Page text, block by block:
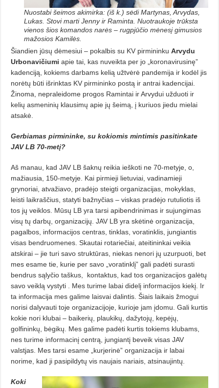
Nuostabi šeimos akimirka: (iš k.) sėdi Martynas, Arvydas,
Lukas. Stovi marti Jenny ir Raminta. Nuotraukoje trūksta
vienos šios komandos narės – rugpjūčio mėnesį gimusios
mažosios Kamilės.
Šiandien jūsų dėmesiui – pokalbis su KV pirmininkuArvydu
Urbonavičiumi apie tai, kas nuveikta per jo „koronavirusinę”
kadenciją, kokiems darbams kelią užtvėrė pandemija ir kodėl jis
norėtų būti išrinktas KV pirmininko postą ir antrai kadencijai.
Žinoma, nepraleidome progos Ramintai ir Arvydui užduoti ir
kelių asmeninių klausimų apie jų šeimą, į kuriuos jiedu mielai
atsakė.
Gerbiamas pirmininke, su kokiomis mintimis pasitinkate
JAV LB 70-metį?
Aš manau, kad JAV LB šaknų reikia ieškoti ne 70-metyje, o,
mažiausia, 150-metyje. Kai pirmieji lietuviai, vadinamieji
grynoriai, atvažiavo, pradėjo steigti organizacijas, mokyklas,
leisti laikraščius, statyti bažnyčias – viskas pradėjo rutuliotis iš
tos jų veiklos. Mūsų LB yra tarsi apibendrinimas ir sujungimas
visų tų darbų, organizacijų. JAV LB yra skėtinė organizacija,
pagalbos, informacijos centras, tinklas, voratinklis, jungiantis
visas bendruomenes. Skautai rotariečiai, ateitininkai veikia
atskirai – jie turi savo struktūras, niekas nenori jų uzurpuoti, bet
mes esame tie, kurie per savo „voratinklį” gali padėti surasti
bendrus sąlyčio taškus,
kontaktus, kad tos organizacijos galėtų
savo veiklą vystyti . Mes turime labai didelį informacijos kiekį. Ir
ta informacija mes galime laisvai dalintis. Šiais laikais žmogui
norisi dalyvauti toje organizacijoje, kurioje jam įdomu. Gali kurtis
kokie nori klubai – baikerių, plaukikų, dažytojų, kepėjų,
golfininkų, bėgikų. Mes galime padėti kurtis tokiems klubams,
nes turime informacinį centrą, jungiantį beveik visas JAV
valstjas. Mes tarsi esame „kurjerinė” organizacija ir labai
norime, kad ji pasipildytų vis naujais nariais, atsinaujintų.
Koki